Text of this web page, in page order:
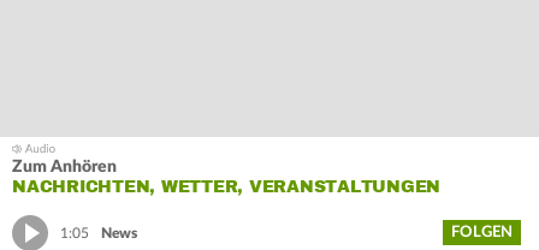
Zum Anhören
NACHRICHTEN, WETTER, VERANSTALTUNGEN
1:05 News FOLGEN